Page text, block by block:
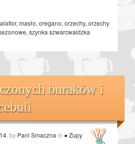
, masło, oregano, orzechy, orzechy
, szynka szwarcwaldzka
buraków i
, by Pani Smaczna in ● Zupy.